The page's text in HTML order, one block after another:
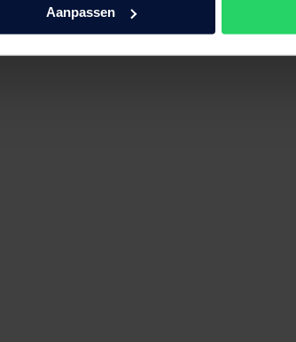
Aanpassen